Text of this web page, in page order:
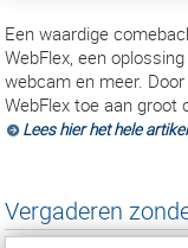
Een waardige
WebFlex, een
webcam en meer.
WebFlex toe aan groot
Lees hier het hele artikel
Vergaderen